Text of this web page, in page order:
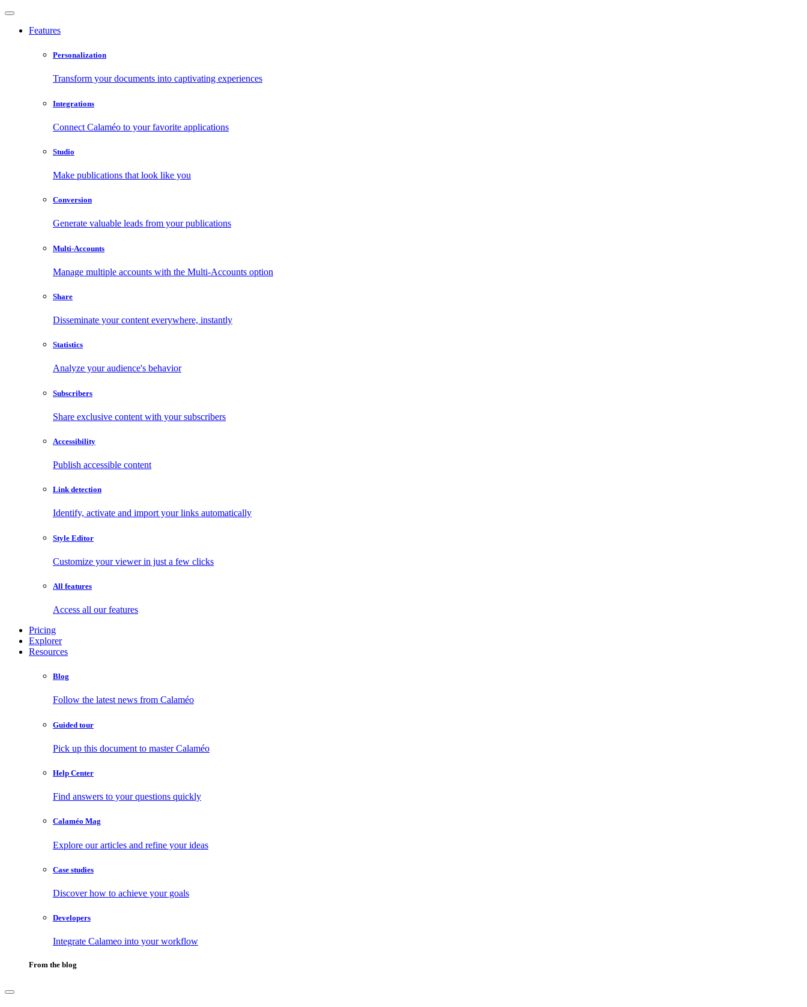
Features
Personalization
Transform your documents into captivating experiences
Integrations
Connect Calaméo to your favorite applications
Studio
Make publications that look like you
Conversion
Generate valuable leads from your publications
Multi-Accounts
Manage multiple accounts with the Multi-Accounts option
Share
Disseminate your content everywhere, instantly
Statistics
Analyze your audience's behavior
Subscribers
Share exclusive content with your subscribers
Accessibility
Publish accessible content
Link detection
Identify, activate and import your links automatically
Style Editor
Customize your viewer in just a few clicks
All features
Access all our features
Pricing
Explorer
Resources
Blog
Follow the latest news from Calaméo
Guided tour
Pick up this document to master Calaméo
Help Center
Find answers to your questions quickly
Calaméo Mag
Explore our articles and refine your ideas
Case studies
Discover how to achieve your goals
Developers
Integrate Calameo into your workflow
From the blog